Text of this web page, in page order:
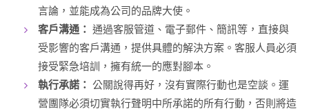
言論，並能成為公司的品牌大使。
客戶溝通： 通過客服管道、電子郵件、簡訊等，直接與
受影響的客戶溝通，提供具體的解決方案。客服人員必須
接受緊急培訓，擁有統一的應對腳本。
執行承諾： 公關說得再好，沒有實際行動也是空談。運
營團隊必須切實執行聲明中所承諾的所有行動，否則將造